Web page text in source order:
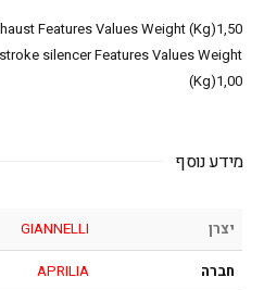
Features Values Weight (Kg)1,50
silencer Features Values Weight
(Kg)1,00
מידע נוסף
יצרן
GIANNELLI
חברה
APRILIA